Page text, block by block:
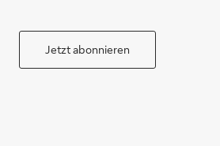
Jetzt abonnieren